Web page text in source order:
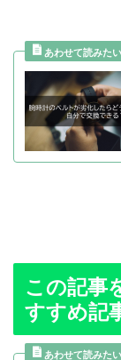
この記事
すすめ記